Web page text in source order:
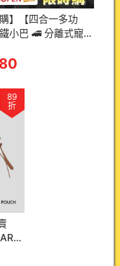
購】【四合一多功
小巴 🚄 分離式寵物
超值特
中！
89
折